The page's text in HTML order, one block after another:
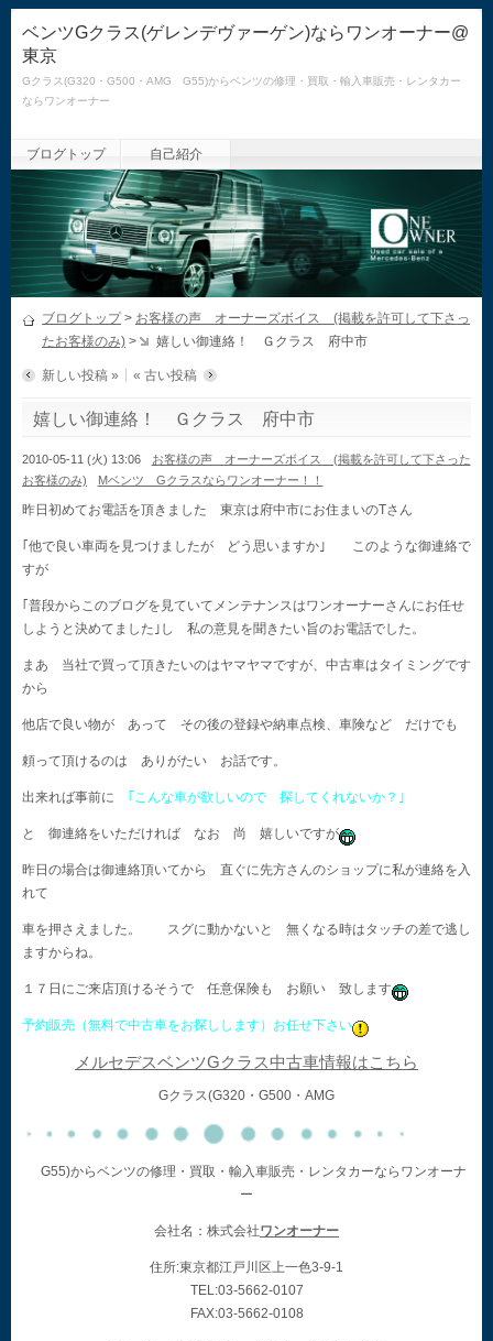
ベンツGクラス(ゲレンデヴァーゲン)ならワンオーナー@
東京
Gクラス(G320・G500・AMG G55)からベンツの修理・買取・輸入車販売・レンタカー
ならワンオーナー
ブログトップ 自己紹介
ブログトップ> お客様の声 オーナーズボイス (掲載を許可して下さっ
たお客様のみ) > 嬉しい御連絡！ Ｇクラス 府中市
新しい投稿 » « 古い投稿
嬉しい御連絡！ Ｇクラス 府中市
2010-05-11 (火) 13:06
お客様の声 オーナーズボイス (掲載を許可して下さった
お客様のみ)
Mベンツ Gクラスならワンオーナー！！
昨日初めてお電話を頂きました 東京は府中市にお住まいのTさん
｢他で良い車両を見つけましたが どう思いますか｣ このような御連絡で
すが
｢普段からこのブログを見ていてメンテナンスはワンオーナーさんにお任せ
しようと決めてました｣し 私の意見を聞きたい旨のお電話でした。
まあ 当社で買って頂きたいのはヤマヤマですが、中古車はタイミングです
から
他店で良い物が あって その後の登録や納車点検、車険など だけでも
頼って頂けるのは ありがたい お話です。
出来れば事前に ｢こんな車が欲しいので 探してくれないか？｣
と 御連絡をいただければ なお 尚 嬉しいですが
昨日の場合は御連絡頂いてから 直ぐに先方さんのショップに私が連絡を入
れて
車を押さえました。 スグに動かないと 無くなる時はタッチの差で逃し
ますからね。
１７日にご来店頂けるそうで 任意保険も お願い 致します
予約販売（無料で中古車をお探しします）お任せ下さい
メルセデスベンツGクラス中古車情報はこちら
Gクラス(G320・G500・AMG
G55)からベンツの修理・買取・輸入車販売・レンタカーならワンオーナ
ー
会社名：株式会社ワンオーナー
住所:東京都江戸川区上一色3-9-1
TEL:03-5662-0107
FAX:03-5662-0108